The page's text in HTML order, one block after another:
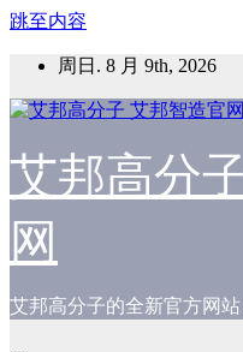
跳至内容
周日. 8 月 9th, 2026
艾邦高分
网
艾邦高分子的全新官方网站